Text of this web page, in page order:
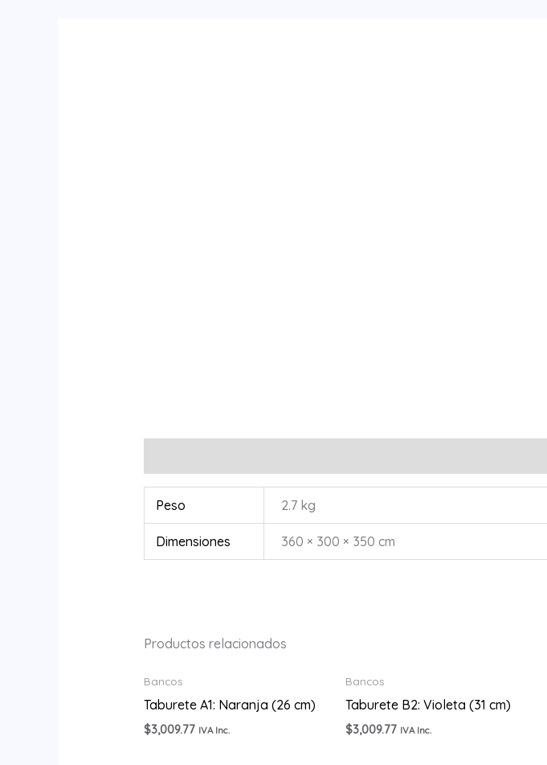
Peso 2.7 kg
Dimensiones 360 × 300 × 350 cm
Productos relacionados
Bancos
Taburete A1: Naranja (26 cm)
$3,009.77 IVA Inc.
Bancos
Taburete B2: Violeta (31 cm)
$3,009.77 IVA Inc.